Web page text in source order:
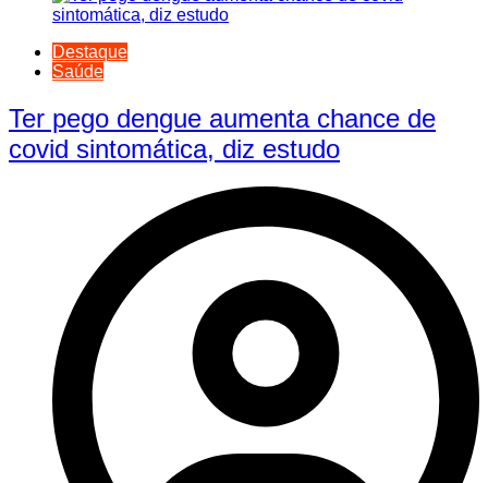
Destaque
Saúde
Ter pego dengue aumenta chance de
covid sintomática, diz estudo